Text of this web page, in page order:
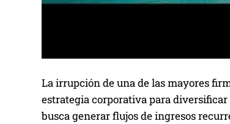
La irrupción de una de las mayores
estrategia corporativa para
busca generar flujos de ingresos